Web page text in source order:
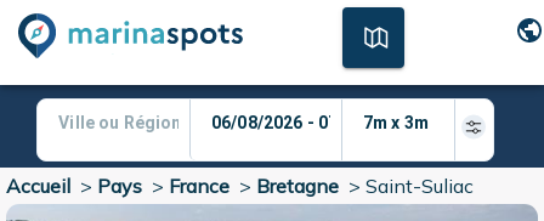
Accueil > Pays > France > Bretagne > Saint-Suliac